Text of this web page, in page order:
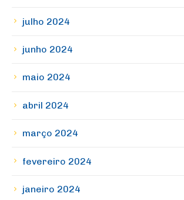
julho 2024
junho 2024
maio 2024
abril 2024
março 2024
fevereiro 2024
janeiro 2024